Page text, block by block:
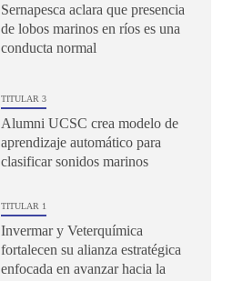
Sernapesca aclara que presencia
de lobos marinos en ríos es una
conducta normal
TITULAR 3
Alumni UCSC crea modelo de
aprendizaje automático para
clasificar sonidos marinos
TITULAR 1
Invermar y Veterquímica
fortalecen su alianza estratégica
enfocada en avanzar hacia la